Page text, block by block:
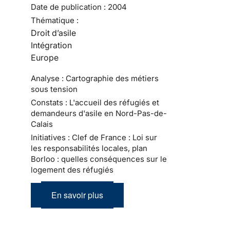
Date de publication : 2004
Thématique :
Droit d’asile
Intégration
Europe
Analyse : Cartographie des métiers
sous tension
Constats : L'accueil des réfugiés et
demandeurs d'asile en Nord-Pas-de-
Calais
Initiatives : Clef de France : Loi sur
les responsabilités locales, plan
Borloo : quelles conséquences sur le
logement des réfugiés
En savoir plus